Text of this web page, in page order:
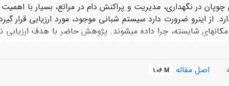
در نگهداری، مدیریت و پراکنش دام در مراتع، بسیار با
از این­رو ضرورت دارد سیستم شبانی موجود، مورد ارزیابی
مکان­های شایسته، چرا داده می­شوند. پژوهش حاضر با هدف
چوپان، در مساحت­هایی صورت گرفته که به­واسطۀ محدودیت
است. از این­رو فرضیۀ پژوهش مبنی بر اینکه چوپان نقش
اصل مقاله 1.06 M